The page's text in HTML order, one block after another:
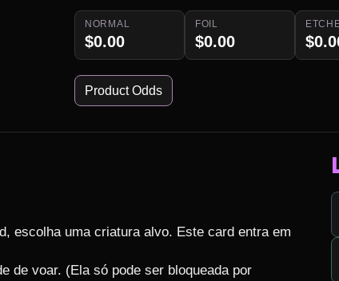
NORMAL
$0.00
FOIL
$0.00
Product Odds
escolha uma criatura alvo. Este card entra em
de voar. (Ela só pode ser bloqueada por